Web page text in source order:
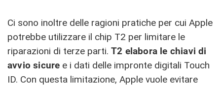
Ci sono inoltre delle ragioni pratiche per cui Apple
potrebbe utilizzare il chip T2 per limitare le
riparazioni di terze parti. T2 elabora le chiavi di
avvio sicure e i dati delle impronte digitali Touch
ID. Con questa limitazione, Apple vuole evitare